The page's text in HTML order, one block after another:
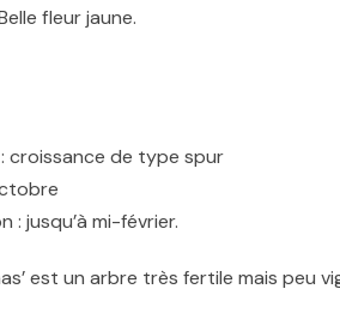
fleur jaune.
croissance de type spur
: jusqu’à mi-février.
est un arbre très fertile mais peu